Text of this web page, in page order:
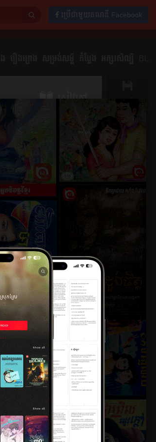
ប្រើជាមួយគណនី Facebook
សៀវភៅ
មតិយោបល់ 0
វគ្គទី២ ឃាតកម្មទីមួយ
២៤ តុលា ២០២១
វគ្គទី៤ ក្អែបខ្មៅនិង...
២៤ តុលា ២០២១
វគ្គទី៥ យុវជនមុខ
ស្រស...
២៤ តុលា ២០២១
រក្សាទុក
ចែករំលែក